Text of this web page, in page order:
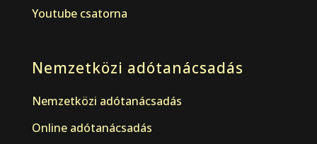
Youtube csatorna
Nemzetközi adótanácsadás
Nemzetközi adótanácsadás
Online adótanácsadás